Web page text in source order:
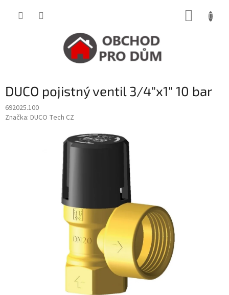
DUCO pojistný ventil 3/4"x1" 10 bar
692025.100
Značka: DUCO Tech CZ